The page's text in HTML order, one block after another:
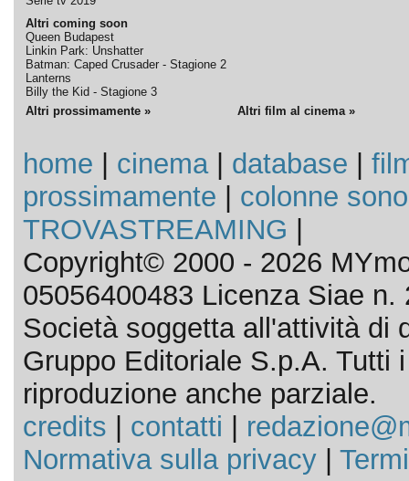
Altri coming soon
Queen Budapest
Linkin Park: Unshatter
Batman: Caped Crusader - Stagione 2
Lanterns
Billy the Kid - Stagione 3
Altri prossimamente »
Altri film al cinema »
home cinema| database
prossimamente
colonne
TROVASTREAMING
Copyright© 2000 - 2026
05056400483 Licenza Siae n.
Società soggetta all'attività di
Gruppo Editoriale S.p.A. Tutti
riproduzione anche parziale.
credits
contatti
Normativa sulla privacy|